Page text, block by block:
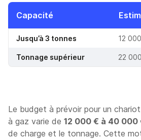
Capacité
Jusqu’à 3 tonnes 12
Tonnage supérieur 22
Le budget à prévoir pour un
à gaz varie de 12 000 € à 40 000
de charge et le tonnage. Cette